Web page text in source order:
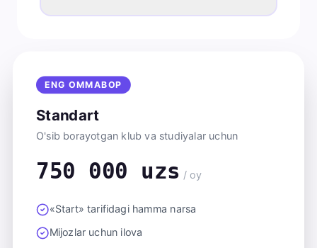
ENG OMMABOP
Standart
O'sib borayotgan klub va studiyalar uchun
750 000 uzs / oy
«Start» tarifidagi hamma narsa
Mijozlar uchun ilova